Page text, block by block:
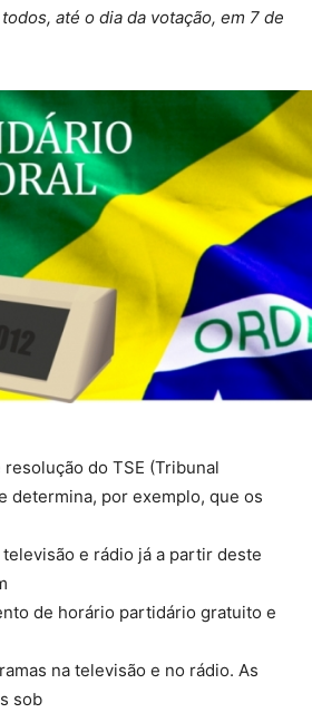
até o dia da votação, em 7 de
do TSE (Tribunal
determina, por exemplo, que os
e rádio já a partir deste
de horário partidário gratuito e
na televisão e no rádio. As
sob